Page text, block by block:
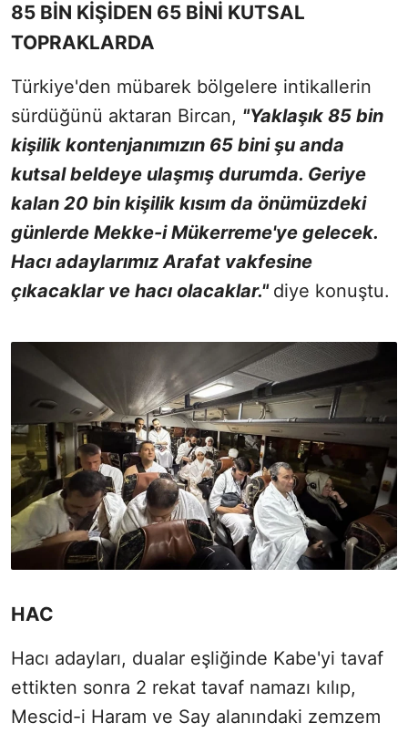
85 BİN KİŞİDEN 65 BİNİ KUTSAL
TOPRAKLARDA
Türkiye'den mübarek bölgelere intikallerin
sürdüğünü aktaran Bircan, "Yaklaşık 85 bin
kişilik kontenjanımızın 65 bini şu anda
kutsal beldeye ulaşmış durumda. Geriye
kalan 20 bin kişilik kısım da önümüzdeki
günlerde Mekke-i Mükerreme'ye gelecek.
Hacı adaylarımız Arafat vakfesine
çıkacaklar ve hacı olacaklar." diye konuştu.
HAC
Hacı adayları, dualar eşliğinde Kabe'yi tavaf
ettikten sonra 2 rekat tavaf namazı kılıp,
Mescid-i Haram ve Say alanındaki zemzem